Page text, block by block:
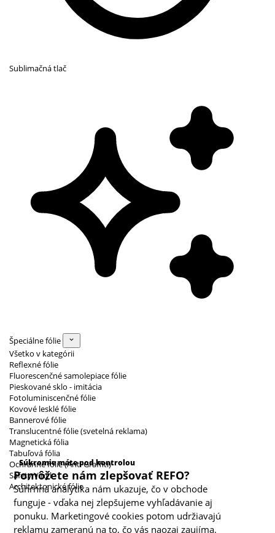
Sublimačná tlač
Špeciálne fólie
Všetko v kategórii
Reflexné fólie
Fluorescenčné samolepiace fólie
Pieskované sklo - imitácia
Fotoluminiscenčné fólie
Kovové lesklé fólie
Bannerové fólie
Translucentné fólie (svetelná reklama)
Magnetická fólia
Tabuľová fólia
Ochranné fólie (Anti Graffiti)
Safety Vinyl
Architektonické fólie
Súkromie máte pod kontrolou
Pomôžete nám zlepšovať REFO?
Súhrnná analytika nám ukazuje, čo v obchode
funguje - vďaka nej zlepšujeme vyhľadávanie aj
ponuku. Marketingové cookies potom udržiavajú
reklamu zameranú na to, čo vás naozaj zaujíma.
Kategórie cookies